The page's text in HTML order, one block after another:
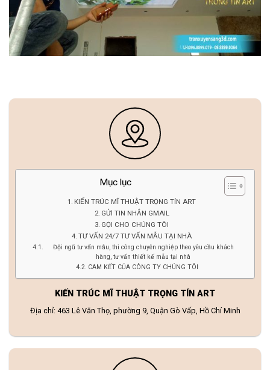
Mục lục
KIẾN TRÚC MĨ THUẬT TRỌNG TÍN ART
GỬI TIN NHẮN GMAIL
GỌI CHO CHÚNG TÔI
TƯ VẤN 24/7 TƯ VẤN MẪU TẠI NHÀ
Đội ngũ tư vấn mẫu, thi công chuyên nghiệp theo yêu cầu khách
hàng, tư vấn thiết kế mẫu tại nhà
CAM KẾT CỦA CÔNG TY CHÚNG TÔI
KIẾN TRÚC MĨ THUẬT TRỌNG TÍN ART
Địa chỉ: 463 Lê Văn Thọ, phường 9, Quận Gò Vấp, Hồ Chí Minh